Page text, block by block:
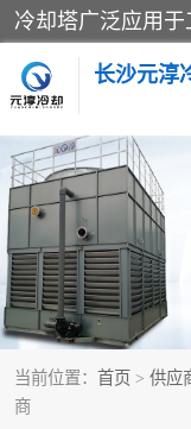
长沙元淳
当前位置： 首页 > 供应
商
方形开式冷却塔
闭式冷却塔
电控箱
板式换热器